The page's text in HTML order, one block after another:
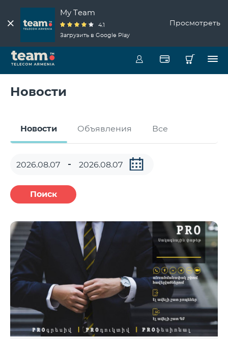
My Team
4.1
Загрузить в Google Play
Просмотреть
Новости
Новости Объявления Все
Поиск